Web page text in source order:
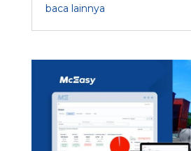
baca lainnya